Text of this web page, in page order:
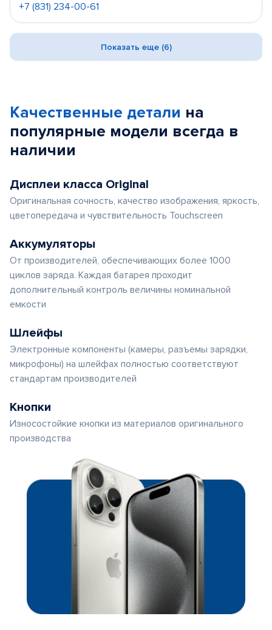
+7 (831) 234-00-61
Показать еще (6)
Качественные детали на
популярные модели всегда в
наличии
Дисплеи класса Original
Оригинальная сочность, качество изображения, яркость,
цветопередача и чувствительность Touchscreen
Аккумуляторы
От производителей, обеспечивающих более 1000
циклов заряда. Каждая батарея проходит
дополнительный контроль величины номинальной
емкости
Шлейфы
Электронные компоненты (камеры, разъемы зарядки,
микрофоны) на шлейфах полностью соответствуют
стандартам производителей
Кнопки
Износостойкие кнопки из материалов оригинального
производства